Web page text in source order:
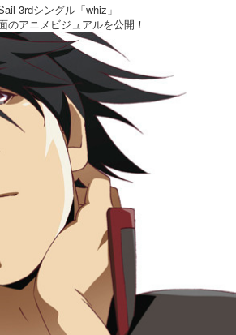
3rdシングル「whiz」
のアニメビジュアルを公開！